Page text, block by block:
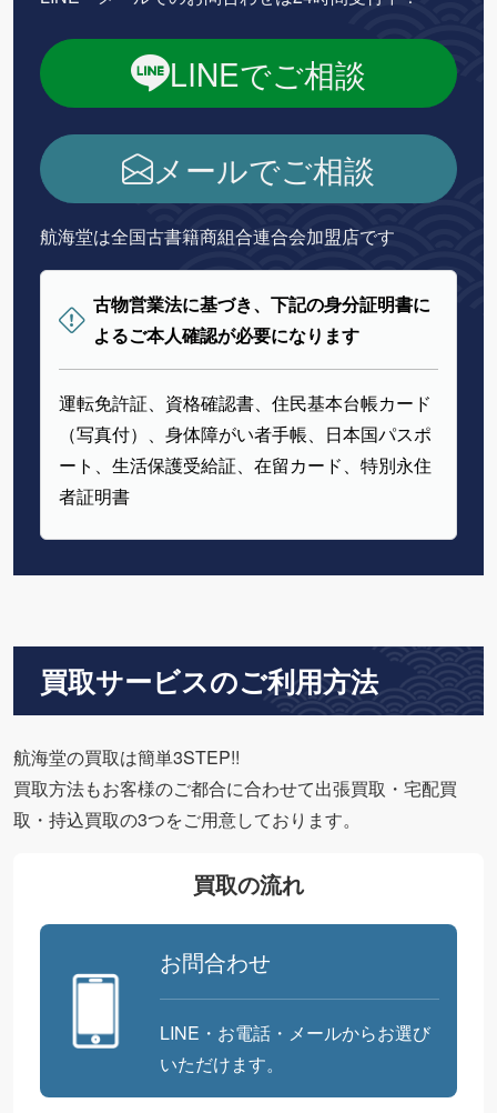
LINEでご相談
メールでご相談
航海堂は全国古書籍商組合連合会加盟店です
古物営業法に基づき、下記の身分証明書に
よるご本人確認が必要になります
運転免許証、資格確認書、住民基本台帳カード
（写真付）、身体障がい者手帳、日本国パスポ
ート、生活保護受給証、在留カード、特別永住
者証明書
買取サービスのご利用方法
航海堂の買取は簡単3STEP!!
買取方法もお客様のご都合に合わせて出張買取・宅配買
取・持込買取の3つをご用意しております。
買取の流れ
お問合わせ
LINE・お電話・メールからお選び
いただけます。